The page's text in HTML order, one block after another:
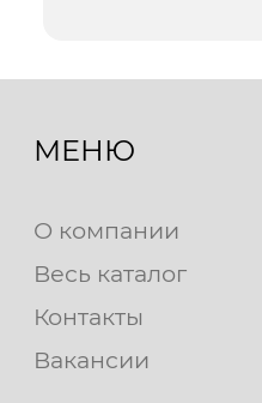
МЕНЮ
О компании
Весь каталог
Контакты
Вакансии